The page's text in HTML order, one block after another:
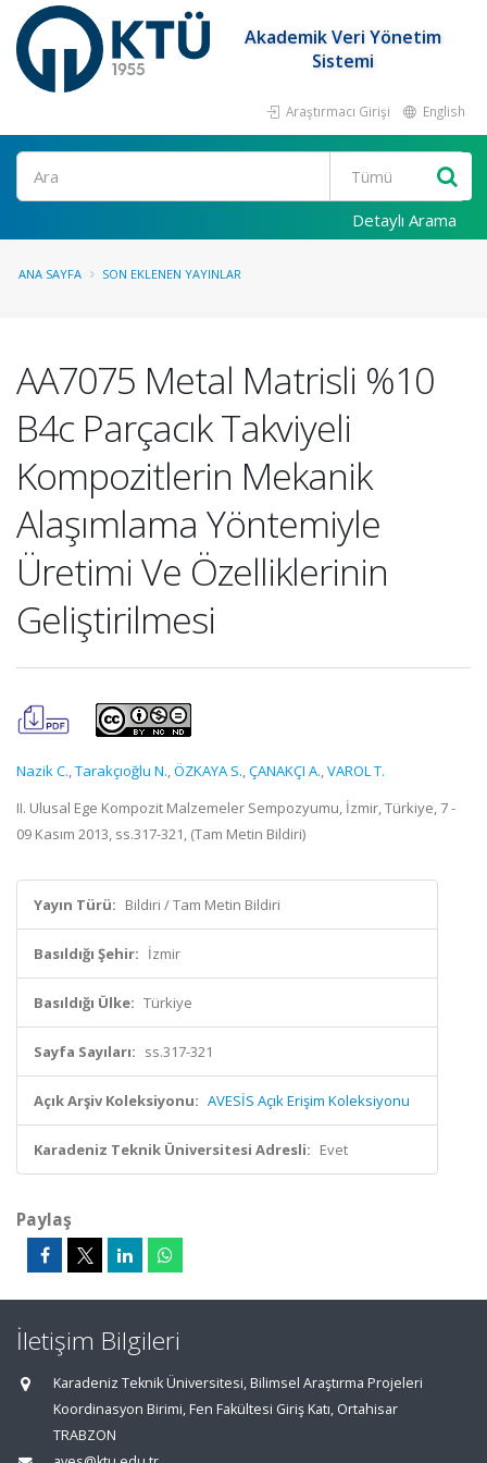
Akademik Veri Yönetim
Sistemi
Araştırmacı Girişi English
Ara
Detaylı Arama
ANA SAYFA SON EKLENEN YAYINLAR
AA7075 Metal Matrisli %10
B4c Parçacık Takviyeli
Kompozitlerin Mekanik
Alaşımlama Yöntemiyle
Üretimi Ve Özelliklerinin
Geliştirilmesi
Nazik C.,Tarakçıoğlu N.,ÖZKAYA S.,ÇANAKÇI A.,VAROL T.
II. Ulusal Ege Kompozit Malzemeler Sempozyumu, İzmir, Türkiye, 7 -
09 Kasım 2013, ss.317-321, (Tam Metin Bildiri)
Yayın Türü: Bildiri / Tam Metin Bildiri
Basıldığı Şehir: İzmir
Basıldığı Ülke: Türkiye
Sayfa Sayıları: ss.317-321
Açık Arşiv Koleksiyonu: AVESİS Açık Erişim Koleksiyonu
Karadeniz Teknik Üniversitesi Adresli: Evet
Paylaş
İletişim Bilgileri
Karadeniz Teknik Üniversitesi, Bilimsel Araştırma Projeleri
Koordinasyon Birimi, Fen Fakültesi Giriş Katı, Ortahisar
TRABZON